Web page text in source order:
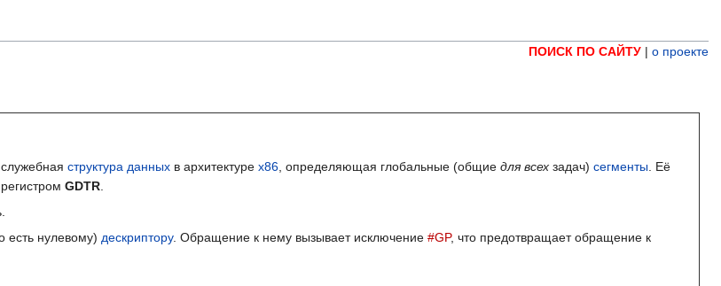
ПОИСК ПО САЙТУ | о проекте
структура данных в архитектуре x86 , определяющая глобальные (общие для всех задач) сегменты . Её
GDTR
есть нулевому) дескриптору. Обращение к нему вызывает исключение #GP, что предотвращает обращение к